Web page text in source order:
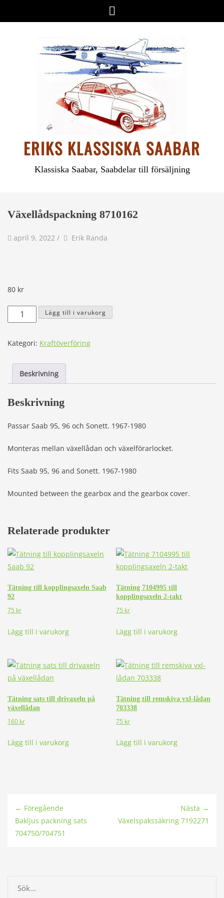
ERIKS KLASSISKA SAABAR
Klassiska Saabar, Saabdelar till försäljning
Växellådspackning 8710162
april 9, 2022 / av Författare
Erik Randa
80 kr
Växellådspackning
8710162
Lägg till i varukorg
Kategori: Kraftöverföring
Beskrivning
Beskrivning
Passar Saab 95, 96 och Sonett. 1967-1980
Monteras mellan växellådan och växelförarlocket.
Fits Saab 95, 96 and Sonett. 1967-1980
Mounted between the gearbox and the gearbox cover.
Relaterade produkter
Tätning till kopplingsaxeln Saab
92
75 kr
Lägg till i varukorg
Tätning 7104995 till
kopplingsaxeln 2-takt
75 kr
Lägg till i varukorg
Tätning sats till drivaxeln på
växellådan
160 kr
Lägg till i varukorg
Tätning till remskiva vxl-lådan
703338
75 kr
Lägg till i varukorg
← Föregående
Bakljus packning sats
704750/704751
Nästa →
Växelspakssäkring 7192271